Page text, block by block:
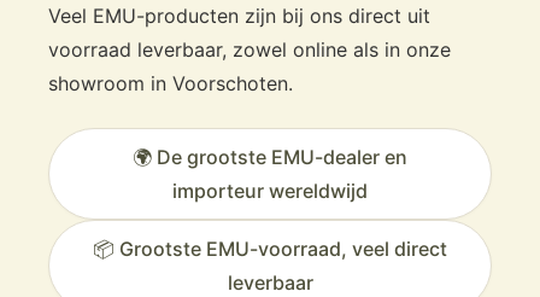
's Werelds Grootste EMU-Dealer:
Door onze status als
grootste importeur en dealer garanderen wij u de scherpste
prijzen en het meest complete assortiment.
diealleen bij Veurstverkrijgbaar zijn. Creëer een unieke
buitenruimte die niemand anders heeft.
Direct Uit Eigen Magazijn:Door de grootste voorraad bent
u verzekerd van
snelle levering,
u hoeft niet te wachten
zomer weer voorbij is.
Meer dan 65 Jaar Ervaring:Als familiebedrijf combineren
wij die Italiaanse designtraditie met 65+ jaar onovertroffen
Veel EMU-producten zijn bij ons direct uit
voorraad leverbaar, zowel online als in onze
showroom in Voorschoten.
🌍 De grootste EMU-dealer en
importeur wereldwijd
📦 Grootste EMU-voorraad, veel direct
leverbaar